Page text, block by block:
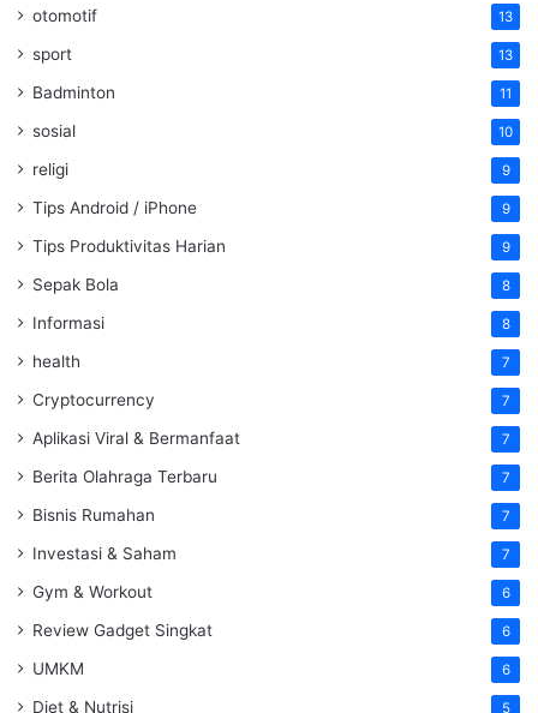
otomotif 13
sport 13
Badminton 11
sosial 10
religi 9
Tips Android / iPhone 9
Tips Produktivitas Harian 9
Sepak Bola 8
Informasi 8
health 7
Cryptocurrency 7
Aplikasi Viral & Bermanfaat 7
Berita Olahraga Terbaru 7
Bisnis Rumahan 7
Investasi & Saham 7
Gym & Workout 6
Review Gadget Singkat 6
UMKM 6
Diet & Nutrisi 5